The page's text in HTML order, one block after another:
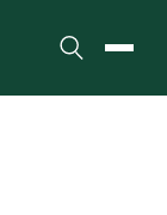
검색 메뉴